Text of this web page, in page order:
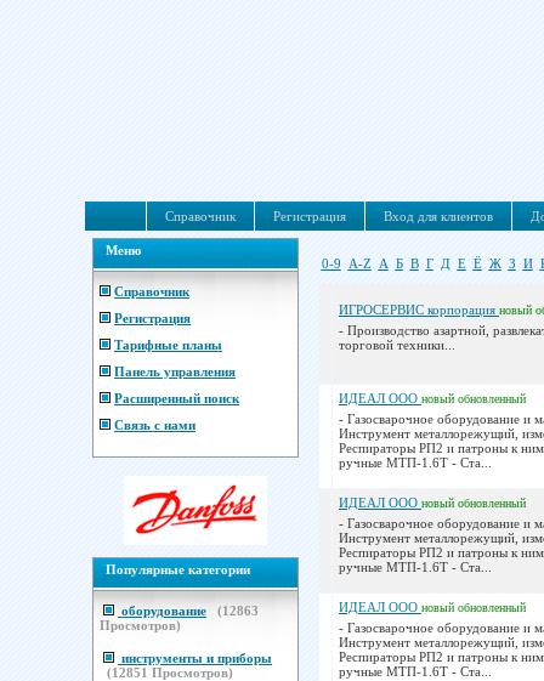
Справочник Регистрация Вход для клиентов
Меню
Справочник
Регистрация
Тарифные планы
Панель управления
Расширенный поиск
Связь с нами
Популярные категории
оборудование (12863
Просмотров)
инструменты и приборы
(12851 Просмотров)
0-9 A-Z А Б В Г Д Е Ё Ж З И
ИГРОСЕРВИС корпорация новый
- Производство азартной,
торговой техники...
ИДЕАЛ ООО новый обновленный
- Газосварочное оборудование и
Инструмент металлорежущий,
Респираторы РП2 и патроны к
ручные МТП-1.6Т - Ста...
ИДЕАЛ ООО новый обновленный
- Газосварочное оборудование и
Инструмент металлорежущий,
Респираторы РП2 и патроны к
ручные МТП-1.6Т - Ста...
ИДЕАЛ ООО новый обновленный
- Газосварочное оборудование и
Инструмент металлорежущий,
Респираторы РП2 и патроны к
ручные МТП-1.6Т - Ста...